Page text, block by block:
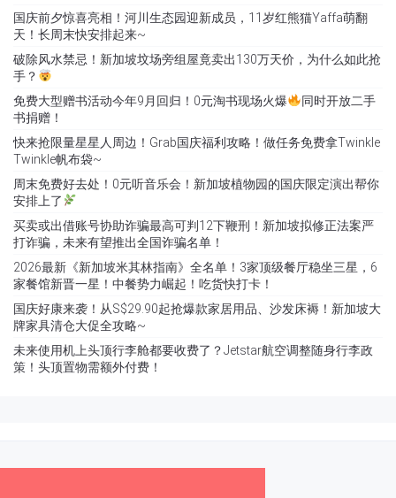
国庆前夕惊喜亮相！河川生态园迎新成员，11岁红熊猫Yaffa萌翻
天！长周末快安排起来~
破除风水禁忌！新加坡坟场旁组屋竟卖出130万天价，为什么如此抢
手？
免费大型赠书活动今年9月回归！0元淘书现场火爆
同时开放二手
书捐赠！
快来抢限量星星人周边！Grab国庆福利攻略！做任务免费拿Twinkle
Twinkle帆布袋~
周末免费好去处！0元听音乐会！新加坡植物园的国庆限定演出帮你
安排上了
买卖或出借账号协助诈骗最高可判12下鞭刑！新加坡拟修正法案严
打诈骗，未来有望推出全国诈骗名单！
2026最新《新加坡米其林指南》全名单！3家顶级餐厅稳坐三星，6
家餐馆新晋一星！中餐势力崛起！吃货快打卡！
国庆好康来袭！从S$29.90起抢爆款家居用品、沙发床褥！新加坡大
牌家具清仓大促全攻略~
未来使用机上头顶行李舱都要收费了？Jetstar航空调整随身行李政
策！头顶置物需额外付费！